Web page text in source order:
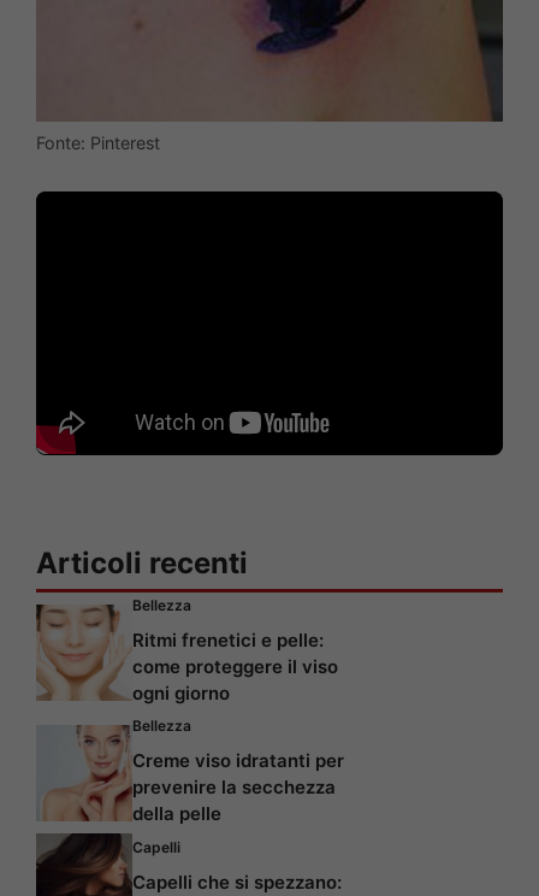
Fonte: Pinterest
Articoli recenti
Bellezza
Ritmi frenetici e pelle:
come proteggere il viso
ogni giorno
Bellezza
Creme viso idratanti per
prevenire la secchezza
della pelle
Capelli
Capelli che si spezzano: